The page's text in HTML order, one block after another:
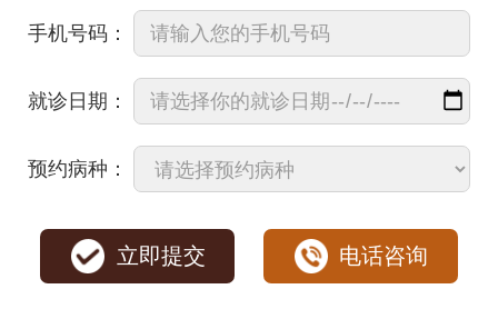
手机号码：
就诊日期：
预约病种：
立即提交 电话咨询